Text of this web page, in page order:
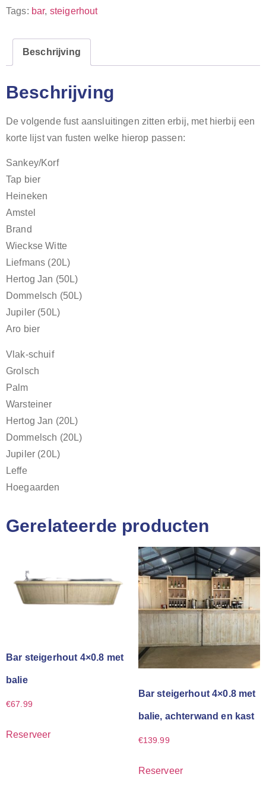
Tags: bar, steigerhout
Beschrijving
Beschrijving
De volgende fust aansluitingen zitten erbij, met hierbij een
korte lijst van fusten welke hierop passen:
Sankey/Korf
Tap bier
Heineken
Amstel
Brand
Wieckse Witte
Liefmans (20L)
Hertog Jan (50L)
Dommelsch (50L)
Jupiler (50L)
Aro bier
Vlak-schuif
Grolsch
Palm
Warsteiner
Hertog Jan (20L)
Dommelsch (20L)
Jupiler (20L)
Leffe
Hoegaarden
Gerelateerde producten
Bar steigerhout 4×0.8 met
balie
€67.99
Reserveer
Bar steigerhout 4×0.8 met
balie, achterwand en kast
€139.99
Reserveer